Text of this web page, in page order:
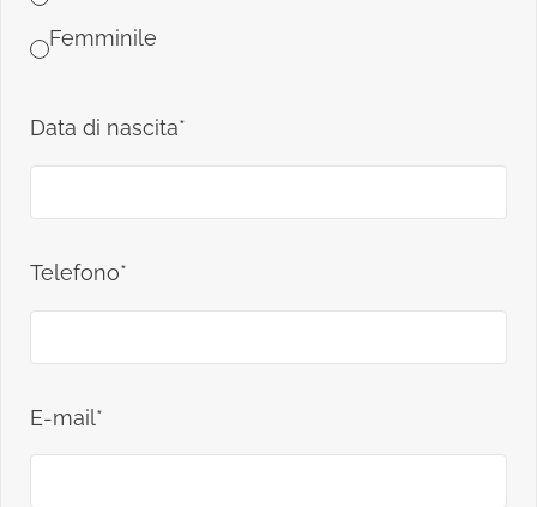
Femminile
Data di nascita*
Telefono*
E-mail*